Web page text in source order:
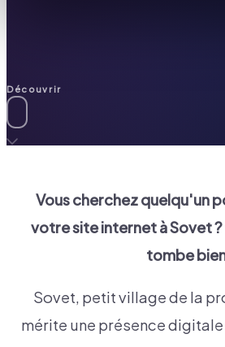
Découvrir
Vous cherchez quelqu'un
votre site internet àSovet
tombe
Sovet, petit village de la
mérite une présence digitale